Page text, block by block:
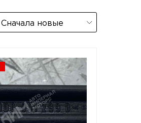
Сначала новые